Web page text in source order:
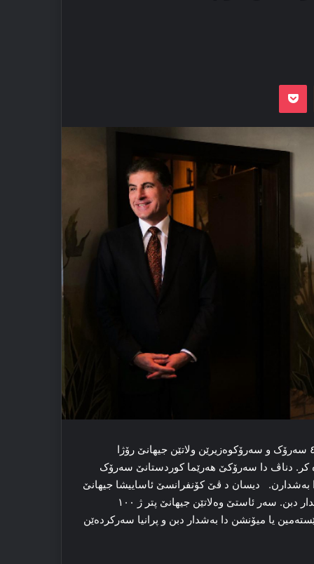
Odnoklassniki
Pocket
ئێکەم رۆژا کۆنفرانسێ ئاساییشا میۆنشن ب بەشداریا زێدەتر ژ ٤٥ سەرۆک و سەرۆکوەزیرێن ولاتێن جیهانێ رۆژا
خوە کر. دناڤ دا سەرۆکێ هەرێما کوردستانێ سەرۆک
بەشدارن. دیسان د ڤێ کۆنفرانسێ ئاساییشا جیهانێ
دا زێدەتر ژ ۱۰۰ وەزیرێن بەرگیریێ، یێن ناڤخوە و یێن دەرڤە بەشدار دبن. سەر ئاستێ وەلاتێن جیهانێ پتر ژ ۱۰۰
یا میۆنشن دا بەشدار دبن و پرانیا سەرکردەێن